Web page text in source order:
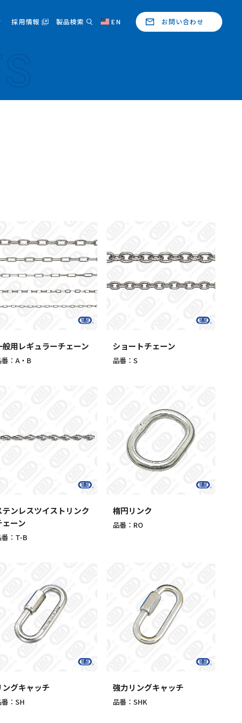
採用情報 製品検索 EN お問い合わせ
般用レギュラーチェーン
番：A・B
ショートチェーン
品番：S
テンレスツイストリンク
ェーン
番：T-B
楕円リンク
品番：RO
ングキャッチ
番：SH
強力リングキャッチ
品番：SHK